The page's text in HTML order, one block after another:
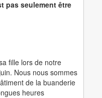
pas seulement être
fille lors de notre
Nous nous sommes
de la buanderie
heures